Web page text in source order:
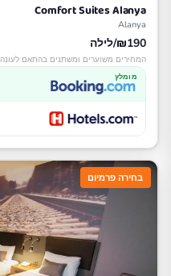
Comfort Suites Alanya
Alanya
₪190/לילה
המחירים משוערים ומשתנים בהתאם לעונה
מומלץ
בחירה פרמיום